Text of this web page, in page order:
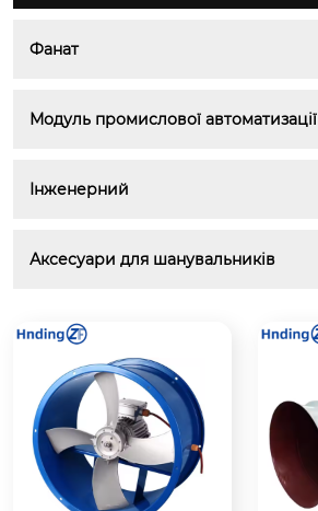
Фанат
Модуль промислової автоматизації
Інженерний
Аксесуари для шанувальників